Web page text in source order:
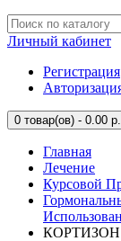
Личный кабинет
Регистрация
0 товар(ов) - 0.00 р.
Главная
Лечение
Курсовой
КОРТИЗОН